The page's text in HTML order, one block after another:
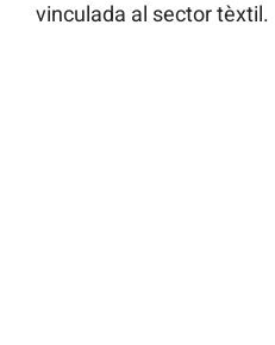
vinculada al sector tèxtil.